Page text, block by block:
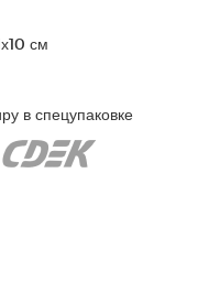
см
в спецупаковке